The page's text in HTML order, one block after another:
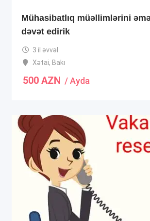
Mühasibatlıq müəllimlərini
dəvət edirik
3 il əvvəl
Xətai, Bakı
500 AZN / Ayda